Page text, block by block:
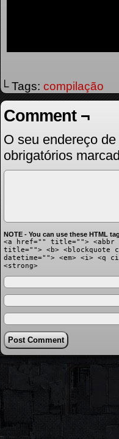
└ Tags: compilação
Comment ¬
O seu endereço
obrigatórios
NOTE - You can use these HTML
<a href="" title=""> <abbr
title=""> <b> <blockquote
datetime=""> <em> <i> <q
<strong>